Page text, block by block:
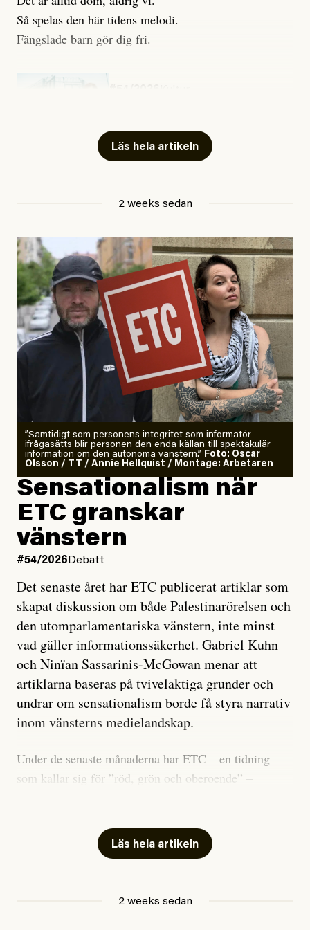
Så spelas den här tidens melodi.
Fängslade barn gör dig fri.
Läs hela artikeln
2 weeks sedan
”Samtidigt som personens integritet som informatör
ifrågasätts blir personen den enda källan till spektakulär
information om den autonoma vänstern.” Foto: Oscar
Olsson / TT / Annie Hellquist / Montage: Arbetaren
Sensationalism när
ETC granskar
vänstern
#54/2026 Debatt
Det senaste året har ETC publicerat artiklar som
skapat diskussion om både Palestinarörelsen och
den utomparlamentariska vänstern, inte minst
vad gäller informationssäkerhet. Gabriel Kuhn
och Ninïan Sassarinis-McGowan menar att
artiklarna baseras på tvivelaktiga grunder och
undrar om sensationalism borde få styra narrativ
inom vänsterns medielandskap.
Under de senaste månaderna har ETC – en tidning
som kallar sig för ”röd, grön och oberoende” –
skriver för? Vad betyder det att vara en ”röd, grön och
oberoende” tidning? Och vad är egentligen bra
Läs hela artikeln
2 weeks sedan